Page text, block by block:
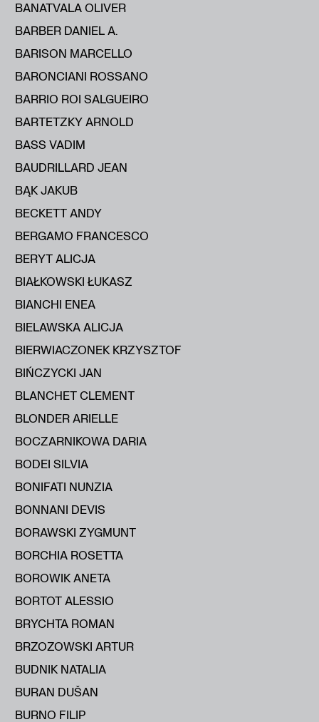
BANATVALA OLIVER
BARBER DANIEL A.
BARISON MARCELLO
BARONCIANI ROSSANO
BARRIO ROI SALGUEIRO
BARTETZKY ARNOLD
BASS VADIM
BAUDRILLARD JEAN
BĄK JAKUB
BECKETT ANDY
BERGAMO FRANCESCO
BERYT ALICJA
BIAŁKOWSKI ŁUKASZ
BIANCHI ENEA
BIELAWSKA ALICJA
BIERWIACZONEK KRZYSZTOF
BIŃCZYCKI JAN
BLANCHET CLEMENT
BLONDER ARIELLE
BOCZARNIKOWA DARIA
BODEI SILVIA
BONIFATI NUNZIA
BONNANI DEVIS
BORAWSKI ZYGMUNT
BORCHIA ROSETTA
BOROWIK ANETA
BORTOT ALESSIO
BRYCHTA ROMAN
BRZOZOWSKI ARTUR
BUDNIK NATALIA
BURAN DUŠAN
BURNO FILIP